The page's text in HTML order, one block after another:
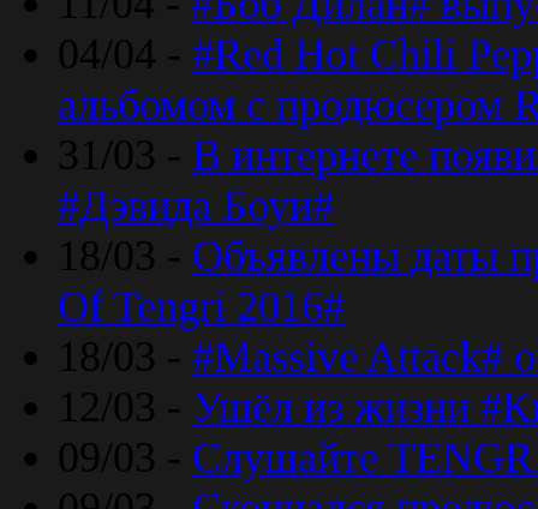
04/04 - #Red Hot Chili
альбомом с продюсером
31/03 - В интернете
#Дэвида Боуи#
18/03 - Объявлены даты
Of Tengri 2016#
18/03 - #Massive Attack#
12/03 - Ушёл из жизни
09/03 - Слушайте